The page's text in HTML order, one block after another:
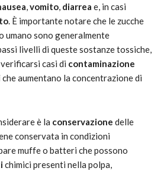
,vomito, diarrea e, in casi
. È importante notare che le zucche
umano sono generalmente
livelli di queste sostanze tossiche,
casi di contaminazione
che aumentano la concentrazione di
è la conservazione delle
conservata in condizioni
muffe o batteri che possono
chimici presenti nella polpa,